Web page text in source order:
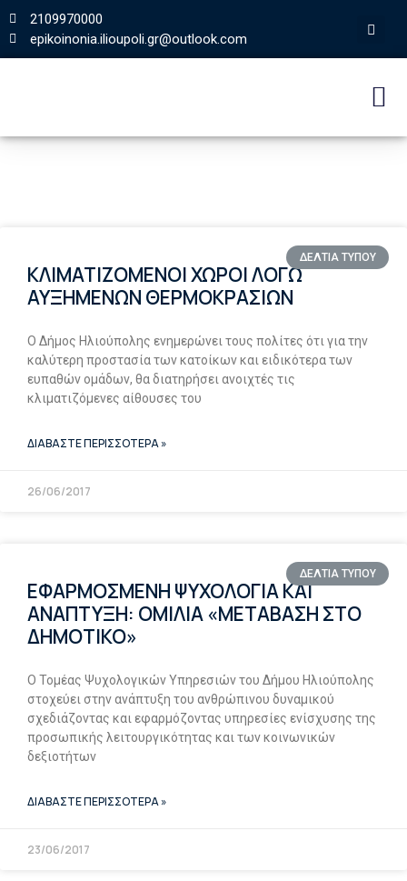
2109970000
epikoinonia.ilioupoli.gr@outlook.com
ΔΕΛΤΙΑ ΤΥΠΟΥ
ΚΛΙΜΑΤΙΖΟΜΕΝΟΙ ΧΩΡΟΙ ΛΟΓΩ
ΑΥΞΗΜΕΝΩΝ ΘΕΡΜΟΚΡΑΣΙΩΝ
Ο Δήμος Ηλιούπολης ενημερώνει τους πολίτες ότι για την
καλύτερη προστασία των κατοίκων και ειδικότερα των
ευπαθών ομάδων, θα διατηρήσει ανοιχτές τις
κλιματιζόμενες αίθουσες του
ΔΙΑΒΑΣΤΕ ΠΕΡΙΣΣΟΤΕΡΑ »
26/06/2017
ΔΕΛΤΙΑ ΤΥΠΟΥ
ΕΦΑΡΜΟΣΜΕΝΗ ΨΥΧΟΛΟΓΙΑ ΚΑΙ
ΑΝΑΠΤΥΞΗ: ΟΜΙΛΙΑ «ΜΕΤΑΒΑΣΗ ΣΤΟ
ΔΗΜΟΤΙΚΟ»
Ο Τομέας Ψυχολογικών Υπηρεσιών του Δήμου Ηλιούπολης
στοχεύει στην ανάπτυξη του ανθρώπινου δυναμικού
σχεδιάζοντας και εφαρμόζοντας υπηρεσίες ενίσχυσης της
προσωπικής λειτουργικότητας και των κοινωνικών
δεξιοτήτων
ΔΙΑΒΑΣΤΕ ΠΕΡΙΣΣΟΤΕΡΑ »
23/06/2017